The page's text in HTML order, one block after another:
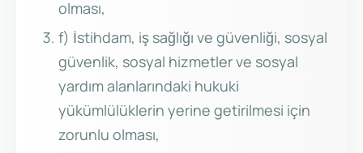
olması,
f) İstihdam, iş sağlığı ve güvenliği, sosyal
güvenlik, sosyal hizmetler ve sosyal
yardım alanlarındaki hukuki
yükümlülüklerin yerine getirilmesi için
zorunlu olması,